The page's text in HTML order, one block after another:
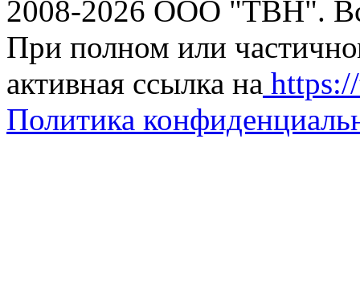
2008-2026 ООО "ТВН".
При полном или
активная ссылка на
Политика